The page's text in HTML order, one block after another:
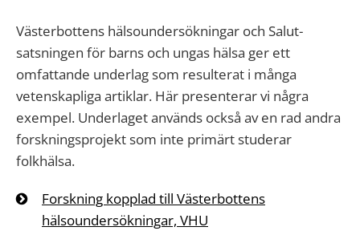
Västerbottens hälsoundersökningar och Salut-
satsningen för barns och ungas hälsa ger ett
omfattande underlag som resulterat i många
vetenskapliga artiklar. Här presenterar vi några
exempel. Underlaget används också av en rad andra
forskningsprojekt som inte primärt studerar
folkhälsa.
Forskning kopplad till Västerbottens
hälsoundersökningar, VHU